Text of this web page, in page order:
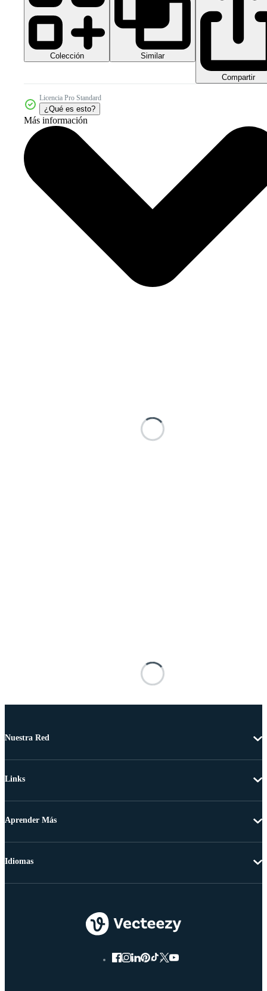
Colección Similar
Compartir
Licencia Pro Standard
¿Qué es esto?
Más información
Nuestra Red
Links
Aprender Más
Idiomas